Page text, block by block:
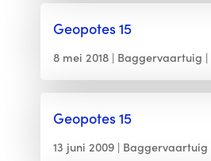
Geopotes 15
8 mei 2018 Baggervaartuig
Geopotes 15
13 juni 2009 Baggervaartuig